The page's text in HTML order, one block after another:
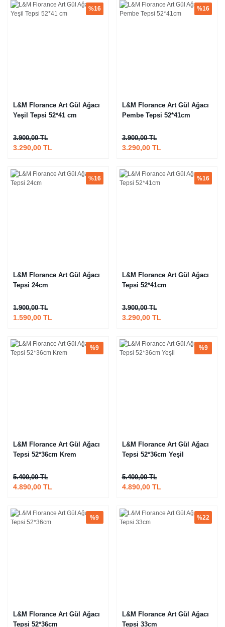
%16
L&M Florance Art Gül Ağacı
Yeşil Tepsi 52*41 cm
3.900,00 TL
3.290,00 TL
%16
L&M Florance Art Gül Ağacı
Pembe Tepsi 52*41cm
3.900,00 TL
3.290,00 TL
%16
L&M Florance Art Gül Ağacı
Tepsi 24cm
1.900,00 TL
1.590,00 TL
%16
L&M Florance Art Gül Ağacı
Tepsi 52*41cm
3.900,00 TL
3.290,00 TL
%9
L&M Florance Art Gül Ağacı
Tepsi 52*36cm Krem
5.400,00 TL
4.890,00 TL
%9
L&M Florance Art Gül Ağacı
Tepsi 52*36cm Yeşil
5.400,00 TL
4.890,00 TL
%9
L&M Florance Art Gül Ağacı
Tepsi 52*36cm
%22
L&M Florance Art Gül Ağacı
Tepsi 33cm